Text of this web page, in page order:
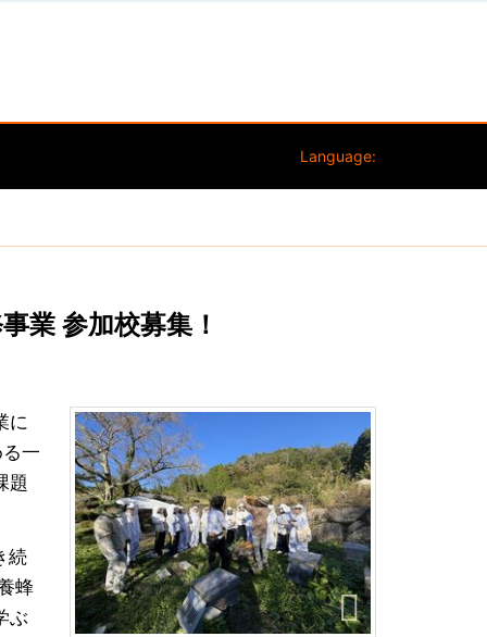
Language:
業 参加校募集！
に
一
題
続
蜂
ぶ